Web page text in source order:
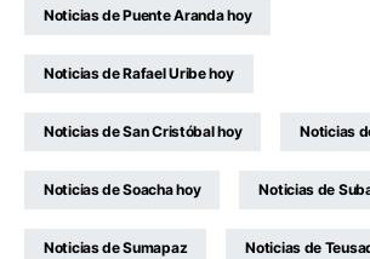
Noticias de Puente Aranda hoy
Noticias de Rafael Uribe hoy
Noticias de San Cristóbal hoy Noticias
Noticias de Soacha hoy Noticias de
Noticias de Sumapaz Noticias de